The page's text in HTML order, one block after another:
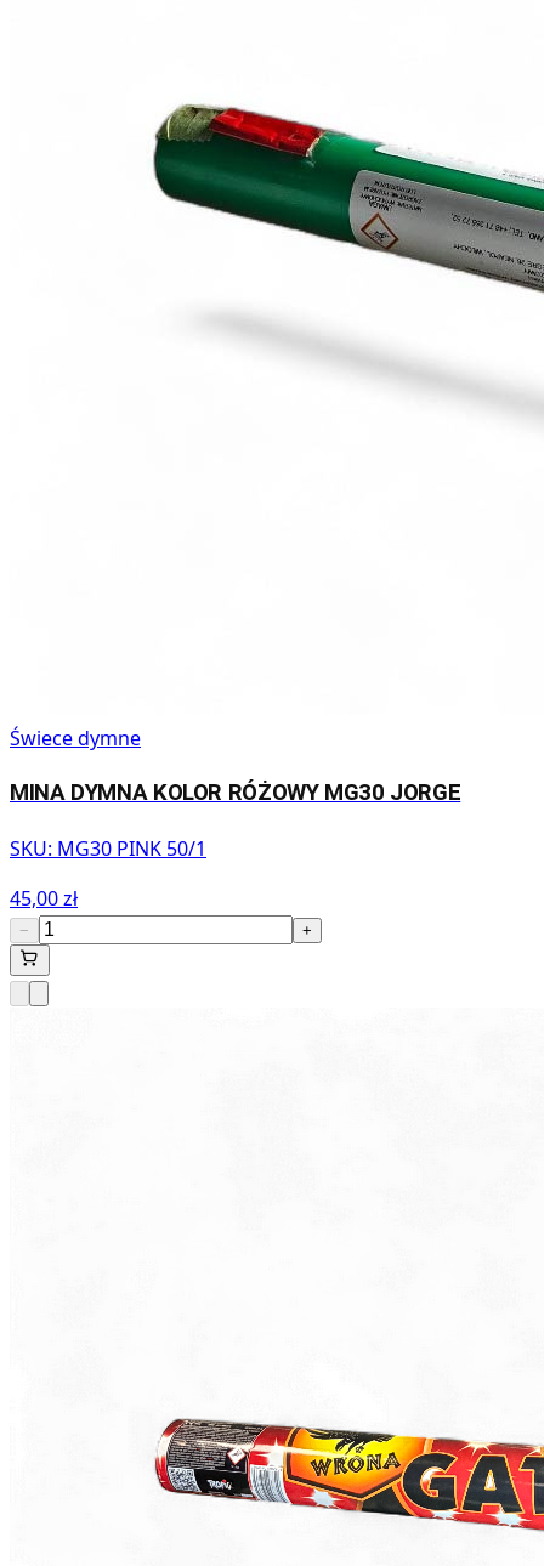
Świece dymne
MINA DYMNA KOLOR RÓŻOWY MG30 JORGE
SKU: MG30 PINK 50/1
45,00 zł
− +